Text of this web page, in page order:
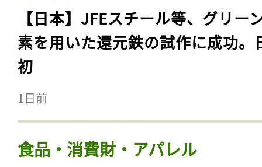
【日本】JFEスチール等、グリー
素を用いた還元鉄の試作に成功。
初
1日前
食品・消費財・アパレル